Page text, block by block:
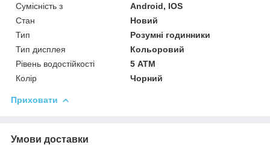
Сумісність з
Android, IOS
Стан
Новий
Тип
Розумні годинники
Тип дисплея
Кольоровий
Рівень водостійкості
5 АТМ
Колір
Чорний
Приховати
Умови доставки